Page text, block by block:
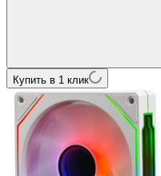
Купить в 1 клик